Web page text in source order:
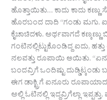
ಹೊತ್ತಾಯಿತು… ಕಾದು ಕಾದು
ಹೊರಬಂದ ದಾದಿ “ಗಂಡು ಮಗು.
ಕೈಚಾಚಿದಳು. ಅರ್ಥವಾಗದೆ
ಗಂಟಿನಲ್ಲಿಟ್ಟುಕೊಂಡಿದ್ದ ಐದು,
ನಲವತ್ತು ರೂಪಾಯಿ ಆಯಿತು.
ಬಂದವ್ರಿಗೆ ಒಂದಿಷ್ಟು ದುಡ್ಡಿಟ್ಕಂಡು
ಈಗ ಡಾಕ್ಟ್ರಿಗೆ ಐನೂರು
ಅಲ್ಲಿ ಓಟಿನಲ್ಲಿ ಇದ್ದವ್ರಿಗೆಲ್ಲಾ